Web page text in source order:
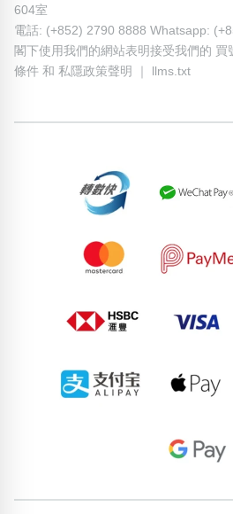
604室
電話: (+852) 2790 8888 Whatsapp:
閣下使用我們的網站表明接受我們的 買
條件 和 私隱政策聲明 llms.txt